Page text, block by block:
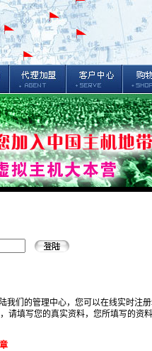
我们的管理中心，您可以在线实时注
请填写您的真实资料，您所填写的资